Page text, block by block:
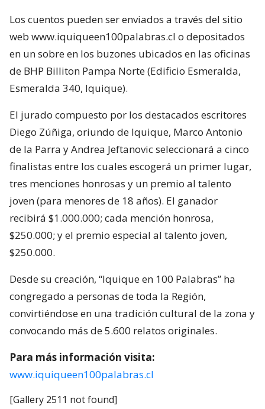
Los cuentos pueden ser enviados a través del sitio
web www.iquiqueen100palabras.cl o depositados
en un sobre en los buzones ubicados en las oficinas
de BHP Billiton Pampa Norte (Edificio Esmeralda,
Esmeralda 340, Iquique).
El jurado compuesto por los destacados escritores
Diego Zúñiga, oriundo de Iquique, Marco Antonio
de la Parra y Andrea Jeftanovic seleccionará a cinco
finalistas entre los cuales escogerá un primer lugar,
tres menciones honrosas y un premio al talento
joven (para menores de 18 años). El ganador
recibirá $1.000.000; cada mención honrosa,
$250.000; y el premio especial al talento joven,
$250.000.
Desde su creación, “Iquique en 100 Palabras” ha
congregado a personas de toda la Región,
convirtiéndose en una tradición cultural de la zona y
convocando más de 5.600 relatos originales.
Para más información visita:
www.iquiqueen100palabras.cl
[Gallery 2511 not found]